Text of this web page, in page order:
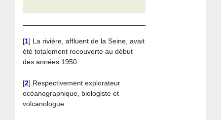
[1] La rivière, affluent de la Seine, avait
été totalement recouverte au début
des années 1950.
[2] Respectivement explorateur
océanographique, biologiste et
volcanologue.